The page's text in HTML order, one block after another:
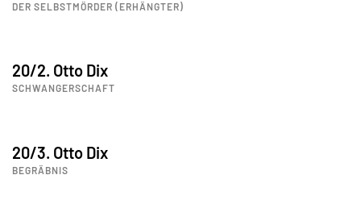
DER SELBSTMÖRDER (ERHÄNGTER)
20/2. Otto Dix
SCHWANGERSCHAFT
20/3. Otto Dix
BEGRÄBNIS